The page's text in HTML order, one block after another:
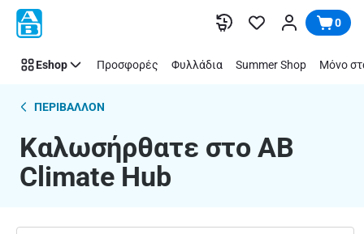
Παράλειψη
Climate
0
Eshop Προσφορές Φυλλάδια Summer Shop Μόνο
ΠΕΡΙΒΑΛΛΟΝ
Καλωσήρθατε στο AB
Climate Hub